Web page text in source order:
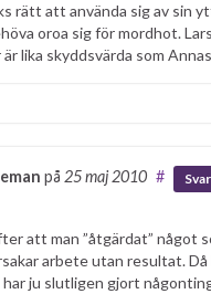
rätt att använda sig av sin
oroa sig för mordhot.
lika skyddsvärda som
på 25 maj 2010 #
att man ”åtgärdat” något
arbete utan resultat. Då
har ju slutligen gjort